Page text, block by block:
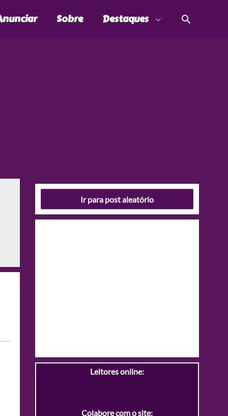
Sobre Destaques
Ir para post aleatório
Leitores online:
Colabore com o site: